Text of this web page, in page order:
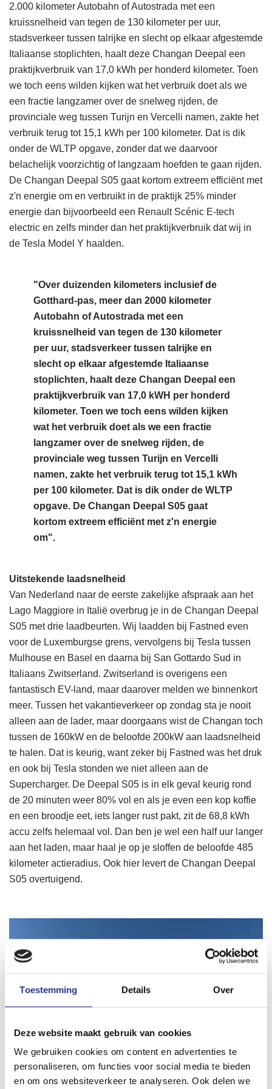
Toestemming Details Over
Deze website maakt gebruik van cookies
We gebruiken cookies om content en advertenties te
personaliseren, om functies voor social media te bieden
en om ons websiteverkeer te analyseren. Ook delen we
2.000 kilometer Autobahn of Autostrada met een
kruissnelheid van tegen de 130 kilometer per uur,
stadsverkeer tussen talrijke en slecht op elkaar afgestemde
Italiaanse stoplichten, haalt deze Changan Deepal een
praktijkverbruik van 17,0 kWh per honderd kilometer. Toen
we toch eens wilden kijken wat het verbruik doet als we
een fractie langzamer over de snelweg rijden, de
provinciale weg tussen Turijn en Vercelli namen, zakte het
verbruik terug tot 15,1 kWh per 100 kilometer. Dat is dik
onder de WLTP opgave, zonder dat we daarvoor
belachelijk voorzichtig of langzaam hoefden te gaan rijden.
De Changan Deepal S05 gaat kortom extreem efficiënt met
z'n energie om en verbruikt in de praktijk 25% minder
energie dan bijvoorbeeld een Renault Scénic E-tech
electric en zelfs minder dan het praktijkverbruik dat wij in
de Tesla Model Y haalden.
"Over duizenden kilometers inclusief de
Gotthard-pas, meer dan 2000 kilometer
Autobahn of Autostrada met een
kruissnelheid van tegen de 130 kilometer
per uur, stadsverkeer tussen talrijke en
slecht op elkaar afgestemde Italiaanse
stoplichten, haalt deze Changan Deepal een
praktijkverbruik van 17,0 kWH per honderd
kilometer. Toen we toch eens wilden kijken
wat het verbruik doet als we een fractie
langzamer over de snelweg rijden, de
provinciale weg tussen Turijn en Vercelli
namen, zakte het verbruik terug tot 15,1 kWh
per 100 kilometer. Dat is dik onder de WLTP
opgave. De Changan Deepal S05 gaat
kortom extreem efficiënt met z'n energie
om".
Uitstekende laadsnelheid
Van Nederland naar de eerste zakelijke afspraak aan het
Lago Maggiore in Italië overbrug je in de Changan Deepal
S05 met drie laadbeurten. Wij laadden bij Fastned even
voor de Luxemburgse grens, vervolgens bij Tesla tussen
Mulhouse en Basel en daarna bij San Gottardo Sud in
Italiaans Zwitserland. Zwitserland is overigens een
fantastisch EV-land, maar daarover melden we binnenkort
meer. Tussen het vakantieverkeer op zondag sta je nooit
alleen aan de lader, maar doorgaans wist de Changan toch
tussen de 160kW en de beloofde 200kW aan laadsnelheid
te halen. Dat is keurig, want zeker bij Fastned was het druk
en ook bij Tesla stonden we niet alleen aan de
Supercharger. De Deepal S05 is in elk geval keurig rond
de 20 minuten weer 80% vol en als je even een kop koffie
en een broodje eet, iets langer rust pakt, zit de 68,8 kWh
accu zelfs helemaal vol. Dan ben je wel een half uur langer
aan het laden, maar haal je op je sloffen de beloofde 485
kilometer actieradius. Ook hier levert de Changan Deepal
S05 overtuigend.